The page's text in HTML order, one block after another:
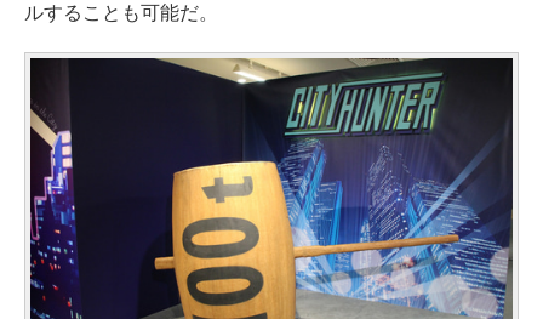
ルすることも可能だ。